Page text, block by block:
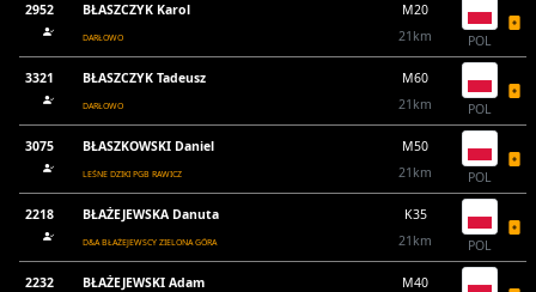
2952 BŁASZCZYK Karol
DARŁOWO
M20
21km
POL
3321 BŁASZCZYK Tadeusz
DARŁOWO
M60
21km
POL
3075 BŁASZKOWSKI Daniel
LEŚNE DZIKI PGB RAWICZ
M50
21km
POL
2218 BŁAŻEJEWSKA Danuta
D&A BŁAŻEJEWSCY ZIELONA GÓRA
K35
21km
POL
2232 BŁAŻEJEWSKI Adam
M40